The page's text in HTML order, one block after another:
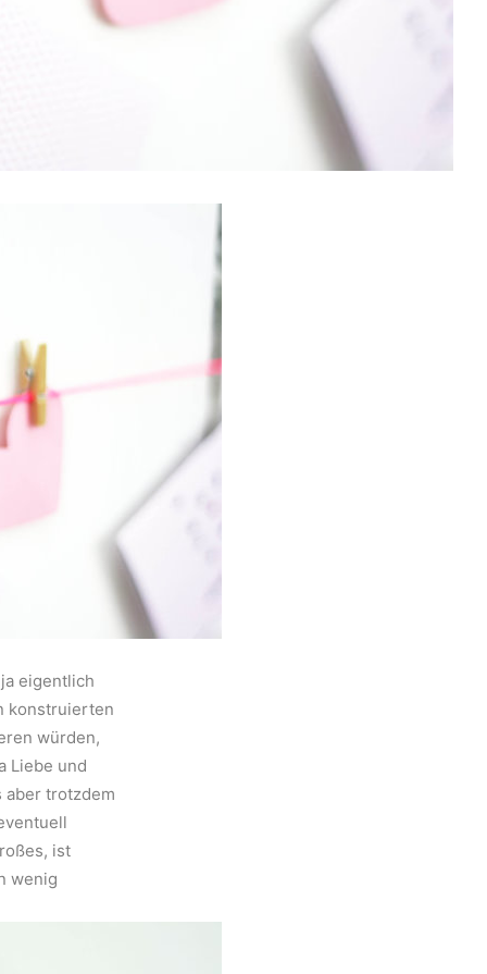
eigentlich
konstruierten
würden,
Liebe und
aber trotzdem
ist
wenig